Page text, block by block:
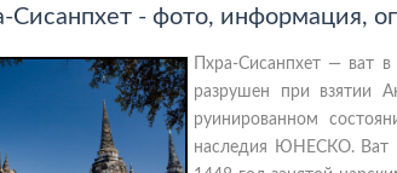
Сисанпхет - фото, информация,
Пхра-Сисанпхет — ват
разрушен при взятии
руинированном
наследия ЮНЕСКО. Ват